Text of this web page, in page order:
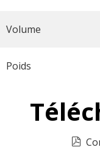
Volume
Poids